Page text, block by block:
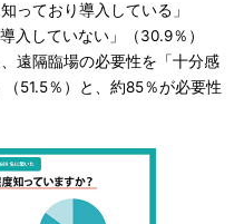
っており導入している」
入していない」（30.9％）
遠隔臨場の必要性を「十分感
51.5％）と、約85％が必要性